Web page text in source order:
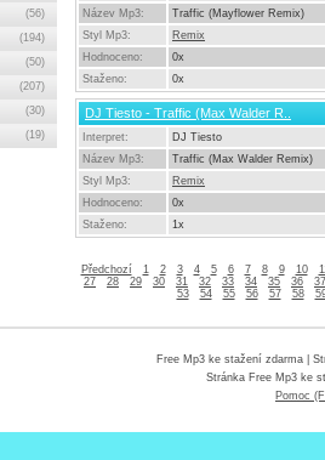
Název Mp3:
Traffic (Mayflower Remix)
Styl Mp3:
Remix
Hodnoceno:
0x
Staženo:
0x
DJ Tiesto - Traffic (Max Walder R..
Interpret:
DJ Tiesto
Název Mp3:
Traffic (Max Walder Remix)
Styl Mp3:
Remix
Hodnoceno:
0x
Staženo:
1x
Předchozí 1 2 3 4 5 6 7 8 9 10
27
28 29 30 31 32 33 34 35 36
37
53
54 55 56 57 58
(56)
(194)
(50)
(207)
(30)
(19)
Free Mp3 ke stažení zdarma|
Stránka Free Mp3 ke
Pomoc